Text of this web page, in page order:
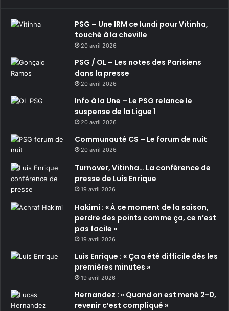
PSG – Une IRM ce lundi pour Vitinha,
touché à la cheville
20 avril 2026
PSG / OL – Les notes des Parisiens
dans la presse
20 avril 2026
Info à la Une – Le PSG relance le
suspense de la Ligue 1
20 avril 2026
Communauté CS – Le forum de nuit
20 avril 2026
Turnover, Vitinha… La conférence de
presse de Luis Enrique
19 avril 2026
Hakimi : « À ce moment de la saison,
perdre des points comme ça, ce n’est
pas facile »
19 avril 2026
Luis Enrique : « Ça a été difficile dès les
premières minutes »
19 avril 2026
Hernandez : « Quand on est mené 2-0,
revenir c’est compliqué »